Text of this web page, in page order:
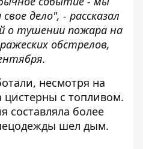
дело", - рассказал
о тушении пожара на
обстрелов,
несмотря на
цистерны с топливом.
составляла более
шел дым.